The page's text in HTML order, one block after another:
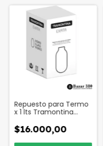
Repuesto para Termo
x 1 lts Tramontina
$16.000,00